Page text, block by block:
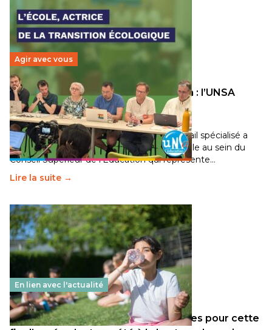
Agir avec vous
Transition écologique de l’éducation : l’UNSA
Éducation fait bouger les lignes
30 juin 2026-National
Pendant plusieurs mois, un groupe de travail spécialisé a
travaillé sur la transition écologique de l’Ecole au sein du
Conseil Supérieur de l’Éducation qui représente…
Lire la suite →
En lien avec l'actualité
Les décisions ministérielles attendues pour cette